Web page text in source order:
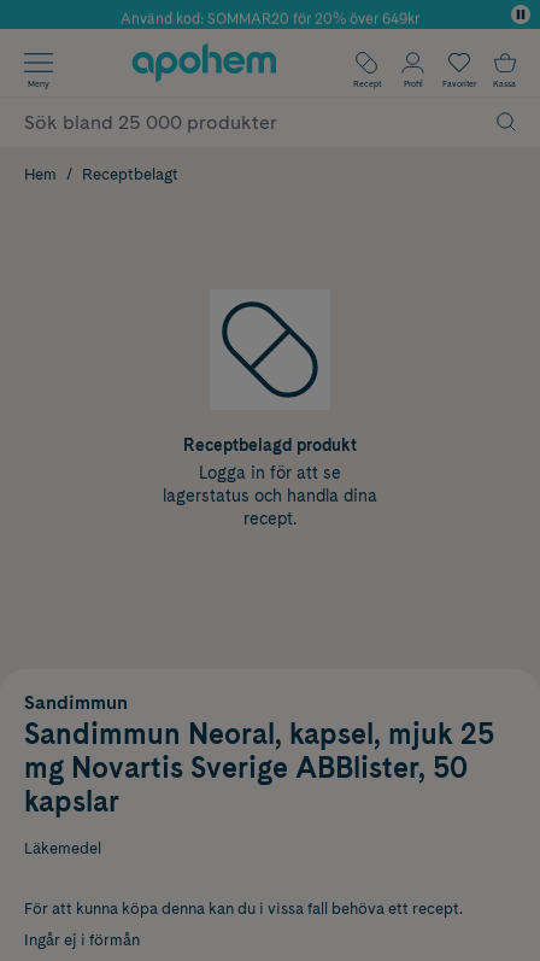
Årets Butik 2025 inom Skönhet
Använd kod: SOMMAR20 för 20% över 649kr
✓ Fri frakt
✓ Poäng på alla köp*
Meny Recept Profil Favoriter Kassa
Hem Receptbelagt
Receptbelagd produkt
Logga in för att se
lagerstatus och handla dina
recept.
Sandimmun
Sandimmun Neoral, kapsel, mjuk 25
mg Novartis Sverige ABBlister, 50
kapslar
Läkemedel
För att kunna köpa denna kan du i vissa fall behöva ett recept.
Ingår ej i förmån